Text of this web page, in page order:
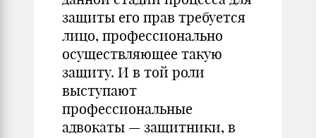
защиты его прав требуется
лицо, профессионально
осуществляющее такую
защиту. И в той роли
выступают
профессиональные
адвокаты — защитники, в